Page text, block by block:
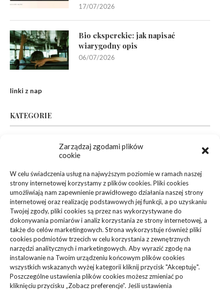
Zarządzaj zgodami plików
cookie
W celu świadczenia usług na najwyższym poziomie w ramach naszej
strony internetowej korzystamy z plików cookies. Pliki cookies
umożliwiają nam zapewnienie prawidłowego działania naszej strony
internetowej oraz realizację podstawowych jej funkcji, a po uzyskaniu
Twojej zgody, pliki cookies są przez nas wykorzystywane do
dokonywania pomiarów i analiz korzystania ze strony internetowej, a
także do celów marketingowych. Strona wykorzystuje również pliki
cookies podmiotów trzecich w celu korzystania z zewnętrznych
narzędzi analitycznych i marketingowych. Aby wyrazić zgodę na
instalowanie na Twoim urządzeniu końcowym plików cookies
wszystkich wskazanych wyżej kategorii kliknij przycisk "Akceptuję".
Poszczególne ustawienia plików cookies możesz zmieniać po
kliknięciu przycisku „Zobacz preferencje”. Jeśli ustawienia
17/07/2026
Bio eksperckie: jak napisać
wiarygodny opis
06/07/2026
linki z nap
KATEGORIE
(94)
Dom, Ogród
Zdrowie, Medycyna
Edukacja, Rozrywka (36)
Sport, Turystyka
Budownictwo, Przemysł